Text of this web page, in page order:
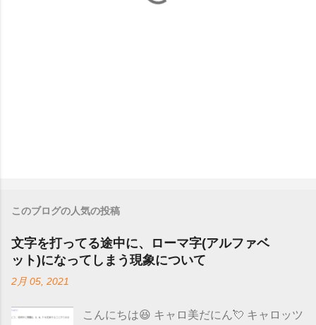
このブログの人気の投稿
文字を打ってる途中に、ローマ字(アルファベ
ット)になってしまう現象について
2月 05, 2021
こんにちは😆 キャロ美だにん💘 キャロッツ